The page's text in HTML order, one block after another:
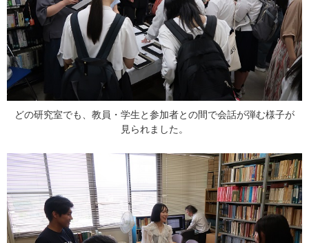
どの研究室でも、教員・学生と参加者との間で会話が弾む様子が
見られました。